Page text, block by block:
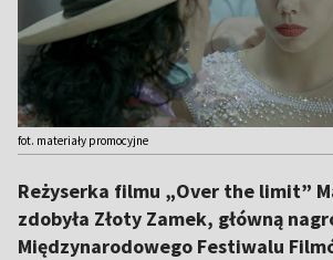
fot. materiały promocyjne
Reżyserka filmu „Over the limit”
zdobyła Złoty Zamek, główną
Międzynarodowego Festiwalu